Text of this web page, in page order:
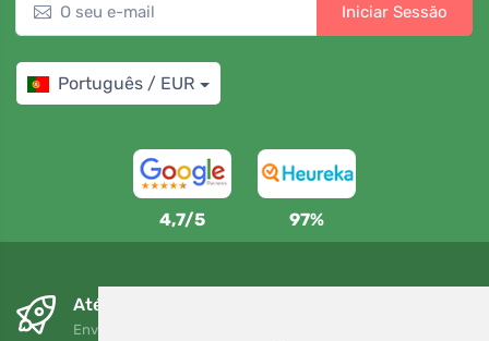
Iniciar Sessão
Português / EUR
4,7/5 97%
Até ao dia seguinte e sem custos
Envio gratuito para encomendas superiores a 80 EUR